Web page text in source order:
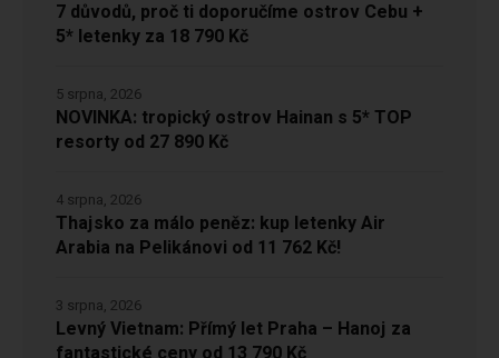
7 důvodů, proč ti doporučíme ostrov Cebu +
5* letenky za 18 790 Kč
NOVINKA: tropický ostrov Hainan s 5* TOP
resorty od 27 890 Kč
5 srpna, 2026
Thajsko za málo peněz: kup letenky Air
Arabia na Pelikánovi od 11 762 Kč!
4 srpna, 2026
Levný Vietnam: Přímý let Praha – Hanoj za
3 srpna, 2026